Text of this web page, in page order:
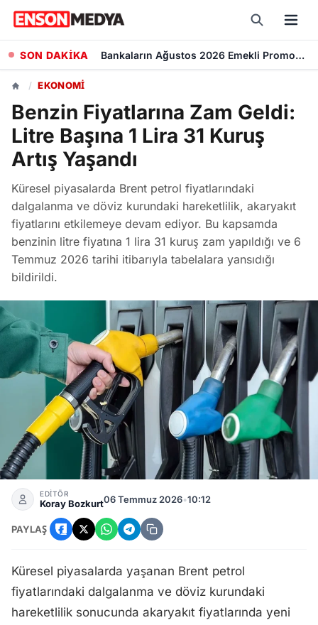
SON DAKİKA Kademeli Emeklilik Teklifi: 1999 Sonrası Sigorta Başlangıcı olanlar Kaç Yaşında Emekli Olacak?
/ EKONOMI
Benzin Fiyatlarına Zam Geldi:
Litre Başına 1 Lira 31 Kuruş
Artış Yaşandı
Küresel piyasalarda Brent petrol fiyatlarındaki
dalgalanma ve döviz kurundaki hareketlilik, akaryakıt
fiyatlarını etkilemeye devam ediyor. Bu kapsamda
benzinin litre fiyatına 1 lira 31 kuruş zam yapıldığı ve 6
Temmuz 2026 tarihi itibarıyla tabelalara yansıdığı
bildirildi.
Benzin Fiyatlarına Zam Geldi: Litre Başına 1 Lira 31 Kuruş
EDİTÖR
Koray Bozkurt06 Temmuz 2026•10:12
PAYLAŞ
Küresel piyasalarda yaşanan Brent petrol
fiyatlarındaki dalgalanma ve döviz kurundaki
hareketlilik sonucunda akaryakıt fiyatlarında yeni